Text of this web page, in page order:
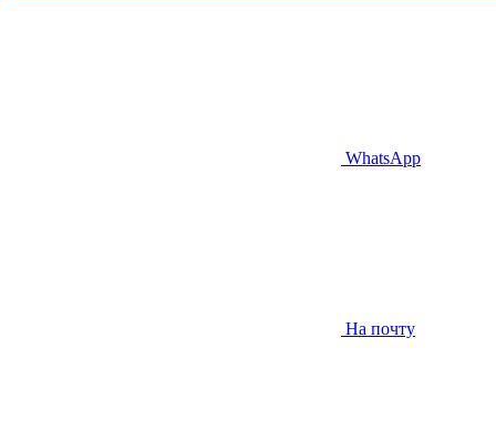
WhatsApp
На почту